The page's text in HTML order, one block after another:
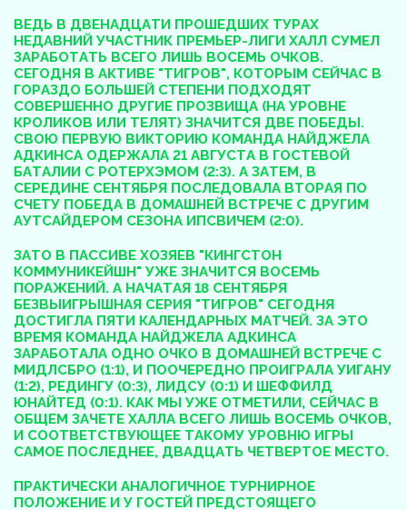
ВЕДЬ В ДВЕНАДЦАТИ ПРОШЕДШИХ ТУРАХ
НЕДАВНИЙ УЧАСТНИК ПРЕМЬЕР-ЛИГИ ХАЛЛ СУМЕЛ
ЗАРАБОТАТЬ ВСЕГО ЛИШЬ ВОСЕМЬ ОЧКОВ.
СЕГОДНЯ В АКТИВЕ "ТИГРОВ", КОТОРЫМ СЕЙЧАС В
ГОРАЗДО БОЛЬШЕЙ СТЕПЕНИ ПОДХОДЯТ
СОВЕРШЕННО ДРУГИЕ ПРОЗВИЩА (НА УРОВНЕ
КРОЛИКОВ ИЛИ ТЕЛЯТ) ЗНАЧИТСЯ ДВЕ ПОБЕДЫ.
СВОЮ ПЕРВУЮ ВИКТОРИЮ КОМАНДА НАЙДЖЕЛА
АДКИНСА ОДЕРЖАЛА 21 АВГУСТА В ГОСТЕВОЙ
БАТАЛИИ С РОТЕРХЭМОМ (2:3). А ЗАТЕМ, В
СЕРЕДИНЕ СЕНТЯБРЯ ПОСЛЕДОВАЛА ВТОРАЯ ПО
СЧЕТУ ПОБЕДА В ДОМАШНЕЙ ВСТРЕЧЕ С ДРУГИМ
АУТСАЙДЕРОМ СЕЗОНА ИПСВИЧЕМ (2:0).
ЗАТО В ПАССИВЕ ХОЗЯЕВ "КИНГСТОН
КОММУНИКЕЙШН" УЖЕ ЗНАЧИТСЯ ВОСЕМЬ
ПОРАЖЕНИЙ. А НАЧАТАЯ 18 СЕНТЯБРЯ
БЕЗВЫИГРЫШНАЯ СЕРИЯ "ТИГРОВ" СЕГОДНЯ
ДОСТИГЛА ПЯТИ КАЛЕНДАРНЫХ МАТЧЕЙ. ЗА ЭТО
ВРЕМЯ КОМАНДА НАЙДЖЕЛА АДКИНСА
ЗАРАБОТАЛА ОДНО ОЧКО В ДОМАШНЕЙ ВСТРЕЧЕ С
МИДЛСБРО (1:1), И ПООЧЕРЕДНО ПРОИГРАЛА УИГАНУ
(1:2), РЕДИНГУ (0:3), ЛИДСУ (0:1) И ШЕФФИЛД
ЮНАЙТЕД (0:1). КАК МЫ УЖЕ ОТМЕТИЛИ, СЕЙЧАС В
ОБЩЕМ ЗАЧЕТЕ ХАЛЛА ВСЕГО ЛИШЬ ВОСЕМЬ ОЧКОВ,
И СООТВЕТСТВУЮЩЕЕ ТАКОМУ УРОВНЮ ИГРЫ
САМОЕ ПОСЛЕДНЕЕ, ДВАДЦАТЬ ЧЕТВЕРТОЕ МЕСТО.
ПРАКТИЧЕСКИ АНАЛОГИЧНОЕ ТУРНИРНОЕ
ПОЛОЖЕНИЕ И У ГОСТЕЙ ПРЕДСТОЯЩЕГО